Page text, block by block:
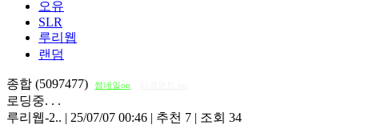
오유
SLR
루리웹
랜덤
종합 (5097477) 썸네일on
로딩중. . .
루리웹-2.. | 25/07/07 00:46 | 추천 7 | 조회 34